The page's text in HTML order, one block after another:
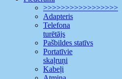
>>>>>>>>>>>>>>>>>
Adapteris
Telefona
turētājs
Pašbildes statīvs
Portatīvie
skaļruņi
Kabeļi